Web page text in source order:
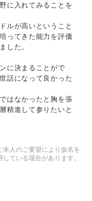
に入れてみることを
ルが高いということ
ってきた能力を評価
した。
に決まることがで
話になって良かった
はなかったと胸を張
精進して参りたいと
人のご要望により仮名を
している場合があります。